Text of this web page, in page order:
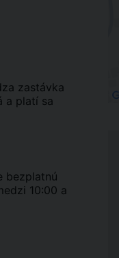
zastávka
a platí sa
bezplatnú
10:00 a